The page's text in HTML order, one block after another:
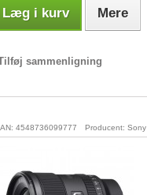
Læg i kurv Mere
sammenligning
4548736099777 Producent: Sony